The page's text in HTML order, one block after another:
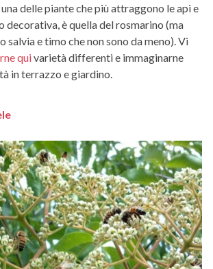
delle piante che più attraggono le api e
decorativa, è quella del rosmarino (ma
salvia e timo che non sono da meno). Vi
quivarietà differenti e immaginarne
in terrazzo e giardino.